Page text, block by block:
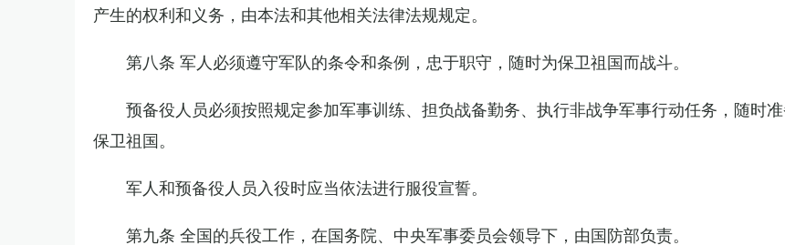
产生的权利和义务，由本法和其他相关法律法规规定。
第八条 军人必须遵守军队的条令和条例，忠于职守，随时为保卫祖国而战斗。
预备役人员必须按照规定参加军事训练、担负战备勤务、执行非战争军事行动任务，随时准
保卫祖国。
军人和预备役人员入役时应当依法进行服役宣誓。
第九条 全国的兵役工作，在国务院、中央军事委员会领导下，由国防部负责。